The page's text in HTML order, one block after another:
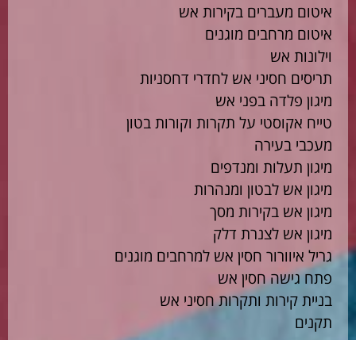
איטום מעברים בקירות אש
איטום מרחבים מוגנים
וילונות אש
תריסים חסיני אש לחדרי דחסניות
מיגון פלדה בפני אש
טייח אקוסטי על תקרות וקורות בטון
מעכבי בעירה
מיגון תעלות ומנדפים
מיגון אש לבטון ומנהרות
מיגון אש בקירות מסך
מיגון אש לצנרת דלק
גריל איוורור חסין אש למרחבים מוגנים
פתח גישה חסין אש
בניית קירות ותקרות חסיני אש
תקנים